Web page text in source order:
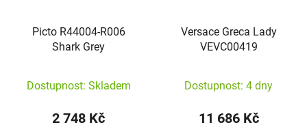
Picto R44004-R006
Shark Grey
Dostupnost: Skladem
2 748 Kč
Versace Greca Lady
VEVC00419
Dostupnost: 4 dny
11 686 Kč